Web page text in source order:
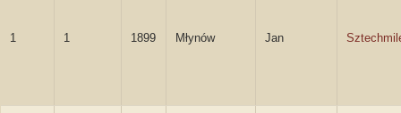
1 1 1899 Młynów Jan